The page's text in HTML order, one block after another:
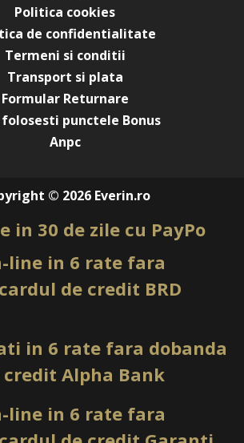
Politica cookies
de confidentialitate
Termeni si conditii
Transport si plata
Formular Returnare
folosesti punctele Bonus
Anpc
© 2026 Everin.ro